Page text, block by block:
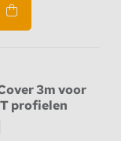
3m voor
profielen